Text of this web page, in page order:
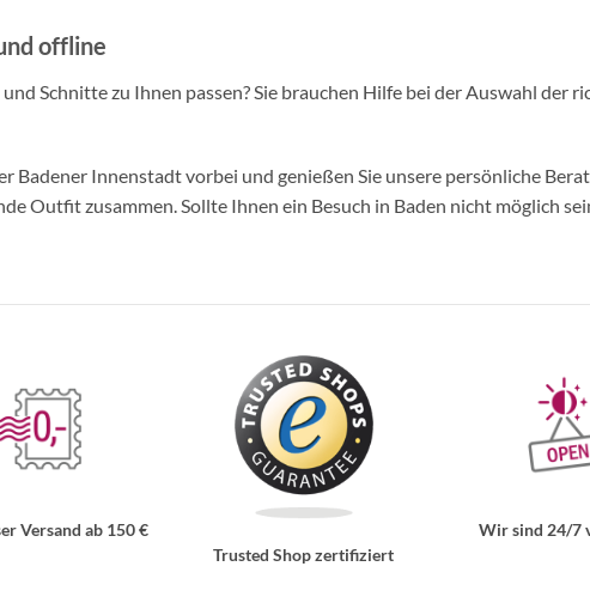
offline
Schnitte zu Ihnen passen? Sie brauchen Hilfe bei der Auswahl der
Badener Innenstadt vorbei und genießen Sie unsere persönliche
Outfit zusammen. Sollte Ihnen ein Besuch in Baden nicht möglich
Versand ab 150 €
Trusted Shop zertifiziert
Wir sind 24/7